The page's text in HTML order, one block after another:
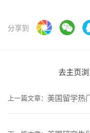
分享到
去主页
上一篇文章： 美国留学热